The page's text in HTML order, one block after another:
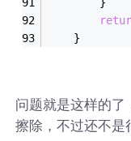
	}
问题就是这样的了
擦除，不过还不是